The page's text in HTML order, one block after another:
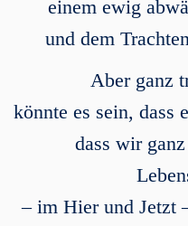
einem ewig
und dem
Aber ganz
könnte es sein, dass
dass wir
– im Hier und Jetzt